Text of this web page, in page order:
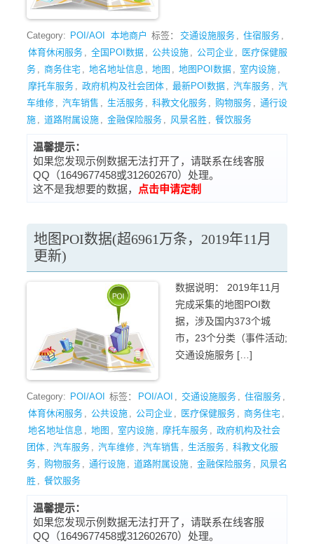
Category: POI/AOI 本地商户 标签： 交通设施服务 , 住宿服务 ,
体育休闲服务 , 全国POI数据 , 公共设施 , 公司企业 , 医疗保健服
务 , 商务住宅 , 地名地址信息 , 地图 , 地图POI数据 , 室内设施 ,
摩托车服务 , 政府机构及社会团体 , 最新POI数据 , 汽车服务 , 汽
车维修 , 汽车销售 , 生活服务 , 科教文化服务 , 购物服务 , 通行设
施 , 道路附属设施 , 金融保险服务 , 风景名胜 , 餐饮服务
温馨提示：
如果您发现示例数据无法打开了，请联系在线客服
QQ（1649677458或312602670）处理。
这不是我想要的数据，
点击申请定制
地图POI数据(超6961万条，2019年11月
更新)
数据说明： 2019年11月
完成采集的地图POI数
据，涉及国内373个城
市，23个分类（事件活动;
交通设施服务 […]
Category: POI/AOI 标签： POI/AOI , 交通设施服务 , 住宿服务 ,
体育休闲服务 , 公共设施 , 公司企业 , 医疗保健服务 , 商务住宅 ,
地名地址信息 , 地图 , 室内设施 , 摩托车服务 , 政府机构及社会
团体 , 汽车服务 , 汽车维修 , 汽车销售 , 生活服务 , 科教文化服
务 , 购物服务 , 通行设施 , 道路附属设施 , 金融保险服务 , 风景名
胜 , 餐饮服务
温馨提示：
如果您发现示例数据无法打开了，请联系在线客服
QQ（1649677458或312602670）处理。